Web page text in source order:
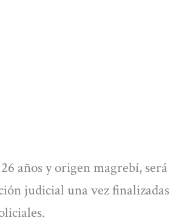
años y origen magrebí, será
judicial una vez finalizadas